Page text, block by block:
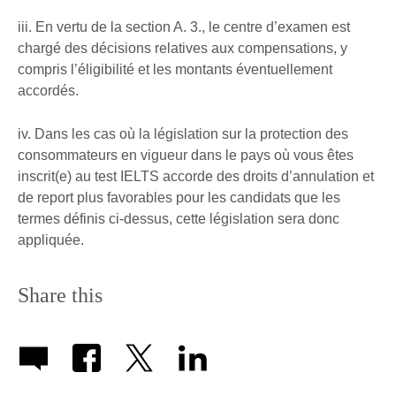
iii. En vertu de la section A. 3., le centre d’examen est
chargé des décisions relatives aux compensations, y
compris l’éligibilité et les montants éventuellement
accordés.
iv. Dans les cas où la législation sur la protection des
consommateurs en vigueur dans le pays où vous êtes
inscrit(e) au test IELTS accorde des droits d’annulation et
de report plus favorables pour les candidats que les
termes définis ci-dessus, cette législation sera donc
appliquée.
Share this